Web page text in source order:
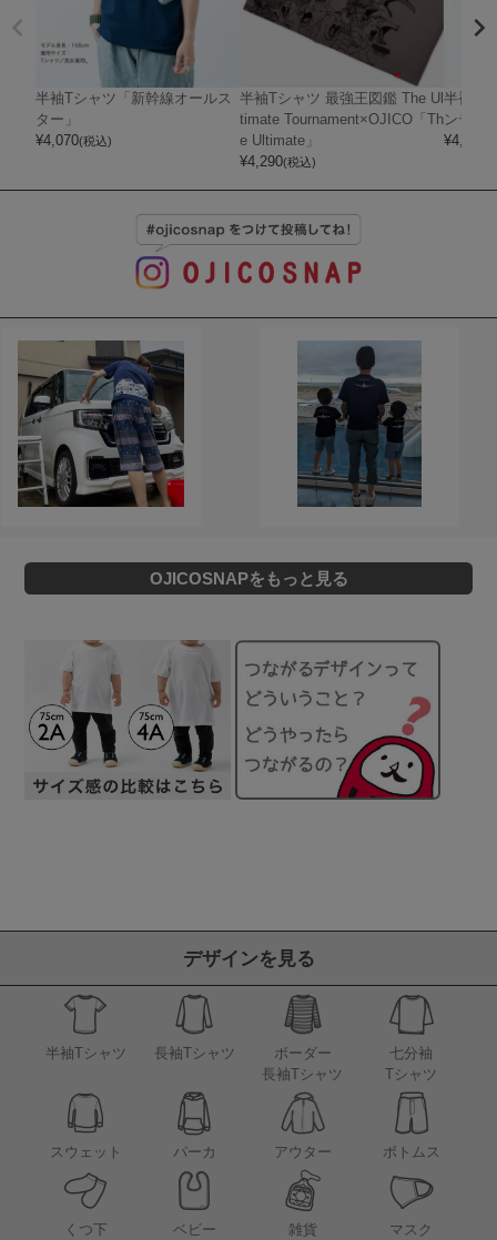
半袖Tシャツ「新幹線オールス
ター」
¥4,070(税込)
半袖Tシャツ 最強王図鑑 The Ul
timate Tournament×OJICO「Th
e Ultimate」
¥4,290(税込)
半袖T
ンディ
¥4,400
OJICOSNAPをもっと見る
デザインを見る
半袖Tシャツ 長袖Tシャツ
ボーダー
長袖Tシャツ
七分袖
Tシャツ
スウェット パーカ アウター ボトムス
くつ下 ベビー 雑貨 マスク